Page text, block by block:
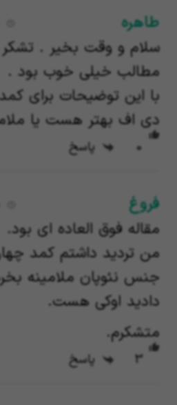
طاهره
سلام و وقت بخیر . تشکر
مطالب خیلی خوب بود .
با این توضیحات برای
دی اف بهتر هست یا
0 پاسخ
فروغ
مقاله فوق العاده ای بود.
من تردید داشتم کمد
جنس نئوپان ملامینه
دادید اوکی هست.
متشکرم.
3 پاسخ